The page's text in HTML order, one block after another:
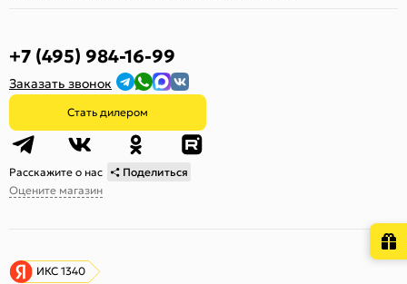
+7 (495) 984-16-99
Заказать звонок
Стать дилером
Расскажите о нас
Поделиться
Оцените магазин
ИКС 1340